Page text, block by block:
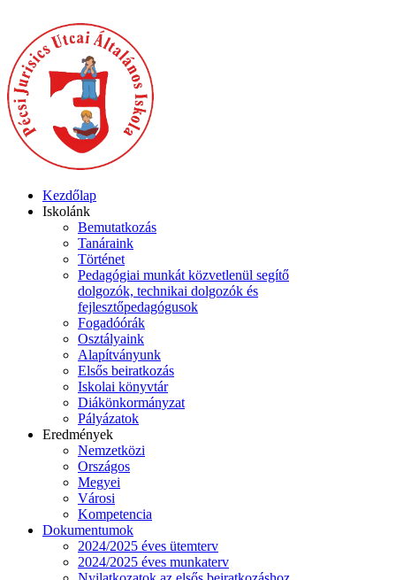
Kezdőlap
Iskolánk
Bemutatkozás
Tanáraink
Történet
Pedagógiai munkát közvetlenül segítő
dolgozók, technikai dolgozók és
fejlesztőpedagógusok
Fogadóórák
Osztályaink
Alapítványunk
Elsős beiratkozás
Iskolai könyvtár
Diákönkormányzat
Pályázatok
Eredmények
Nemzetközi
Országos
Megyei
Városi
Kompetencia
Dokumentumok
2024/2025 éves ütemterv
2024/2025 éves munkaterv